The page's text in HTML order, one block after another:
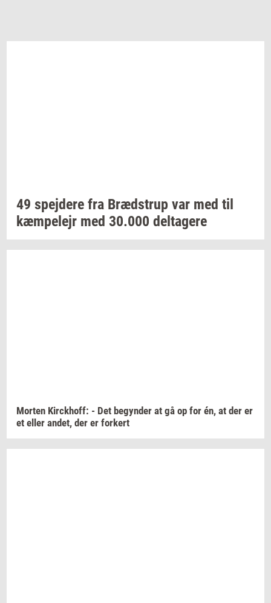
49 spej­de­re fra Bræd­strup var med til
kæm­pe­lejr med 30.000 del­ta­ge­re
Mor­ten Kirck­hoff: - Det be­gyn­der at gå op for én, at der er
et eller andet, der er for­kert